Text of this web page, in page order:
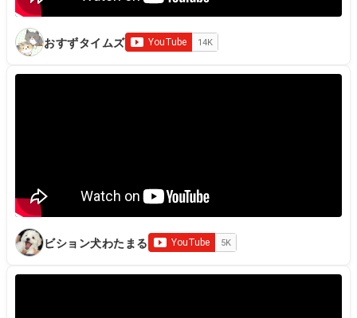
おすずタイムズ
ビション犬わたまる